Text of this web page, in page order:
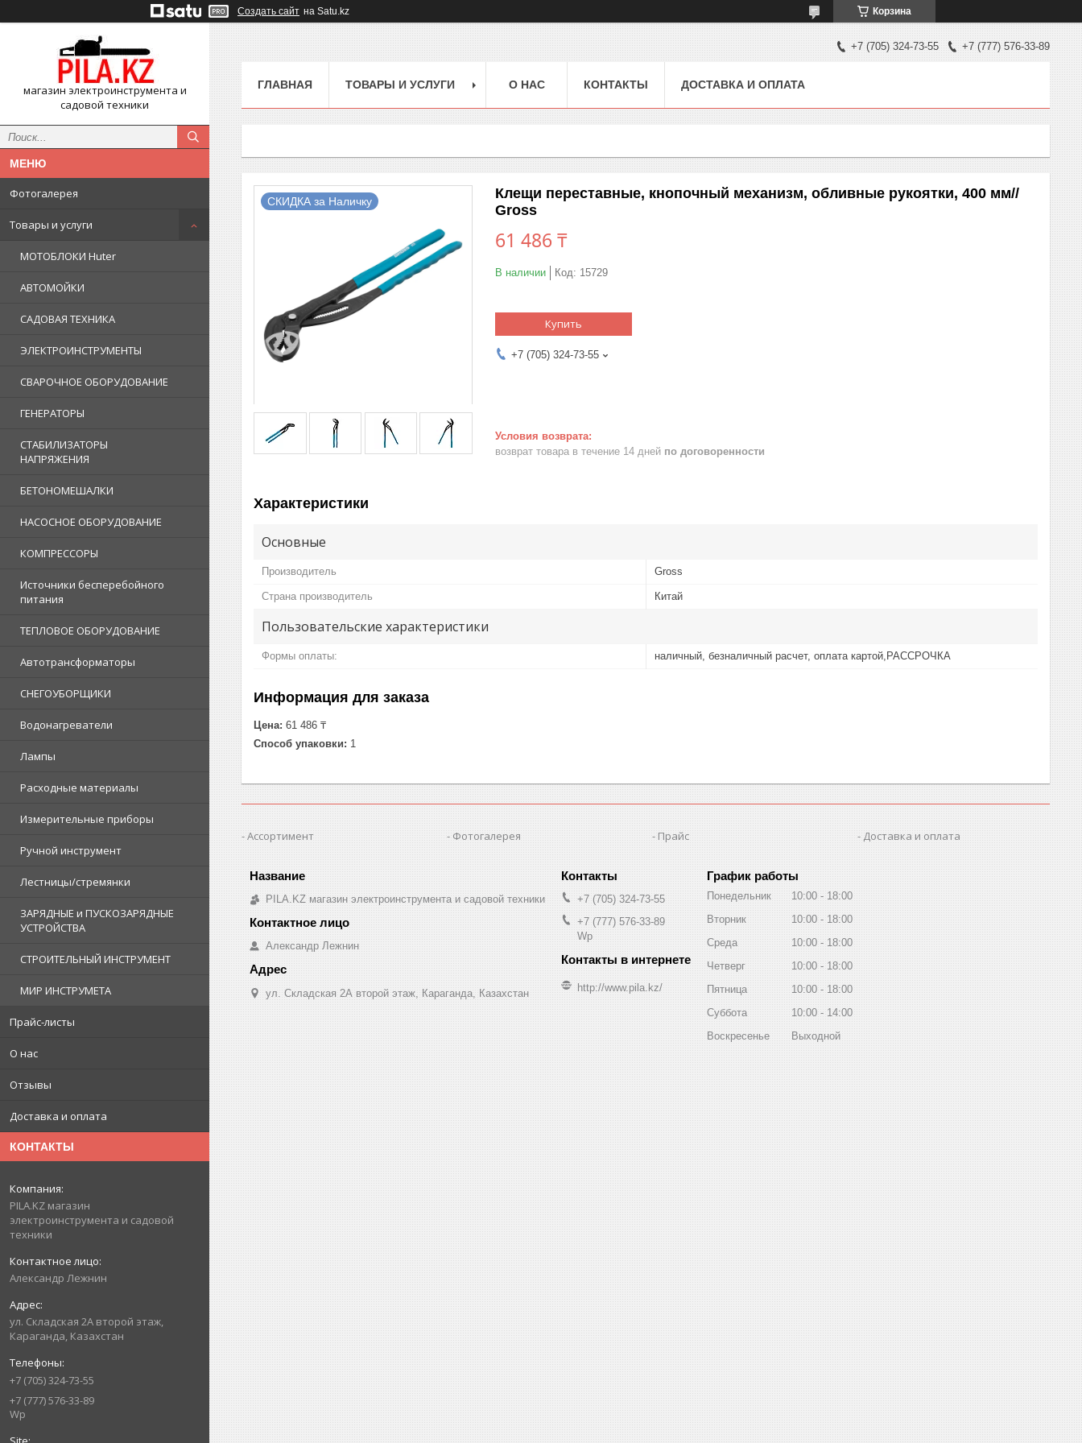
Создать сайт на Satu.kz Корзина
магазин электроинструмента и
садовой техники
Фотогалерея
Товары и услуги
МОТОБЛОКИ Huter
АВТОМОЙКИ
САДОВАЯ ТЕХНИКА
ЭЛЕКТРОИНСТРУМЕНТЫ
СВАРОЧНОЕ ОБОРУДОВАНИЕ
ГЕНЕРАТОРЫ
СТАБИЛИЗАТОРЫ
НАПРЯЖЕНИЯ
БЕТОНОМЕШАЛКИ
НАСОСНОЕ ОБОРУДОВАНИЕ
КОМПРЕССОРЫ
Источники бесперебойного
питания
ТЕПЛОВОЕ ОБОРУДОВАНИЕ
Автотрансформаторы
СНЕГОУБОРЩИКИ
Водонагреватели
Лампы
Расходные материалы
Измерительные приборы
Ручной инструмент
Лестницы/стремянки
ЗАРЯДНЫЕ и ПУСКОЗАРЯДНЫЕ
УСТРОЙСТВА
СТРОИТЕЛЬНЫЙ ИНСТРУМЕНТ
МИР ИНСТРУМЕТА
Прайс-листы
О нас
Отзывы
Доставка и оплата
КОНТАКТЫ
PILA.KZ магазин
электроинструмента и садовой
техники
Александр Лежнин
ул. Складская 2А второй этаж,
Караганда, Казахстан
+7 (705) 324-73-55
+7 (777) 576-33-89
Wp
+7 (705) 324-73-55 +7 (777) 576-33-89
ГЛАВНАЯ ТОВАРЫ И УСЛУГИ О НАС КОНТАКТЫ ДОСТАВКА И ОПЛАТА
СКИДКА за Наличку
Клещи переставные, кнопочный механизм, обливные рукоятки, 400 мм//
Gross
61 486 ₸
В наличии Код: 15729
Купить
+7 (705) 324-73-55
возврат товара в течение 14 дней по договоренности
Характеристики
Основные
Производитель Gross
Страна производитель Китай
Пользовательские характеристики
Формы оплаты: наличный, безналичный расчет, оплата картой,РАССРОЧКА
Информация для заказа
Цена: 61 486 ₸
Способ упаковки: 1
Ассортимент Фотогалерея Прайс Доставка и оплата
PILA.KZ магазин электроинструмента и садовой техники
Александр Лежнин
ул. Складская 2А второй этаж, Караганда, Казахстан
+7 (705) 324-73-55
+7 (777) 576-33-89
Wp
http://www.pila.kz/
График работы
Понедельник 10:00
18:00
Вторник
10:00
18:00
Среда
10:00
18:00
Четверг
10:00
18:00
Пятница
10:00
18:00
Суббота
10:00
14:00
Воскресенье
Выходной